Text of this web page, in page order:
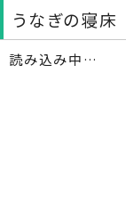
うなぎの寝床
読み込み中…